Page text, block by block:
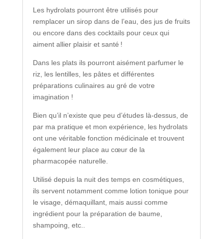
Les hydrolats pourront être utilisés pour
remplacer un sirop dans de l’eau, des jus de fruits
ou encore dans des cocktails pour ceux qui
aiment allier plaisir et santé !
Dans les plats ils pourront aisément parfumer le
riz, les lentilles, les pâtes et différentes
préparations culinaires au gré de votre
imagination !
Bien qu’il n’existe que peu d’études là-dessus, de
par ma pratique et mon expérience, les hydrolats
ont une véritable fonction médicinale et trouvent
également leur place au cœur de la
pharmacopée naturelle.
Utilisé depuis la nuit des temps en cosmétiques,
ils servent notamment comme lotion tonique pour
le visage, démaquillant, mais aussi comme
ingrédient pour la préparation de baume,
shampoing, etc..